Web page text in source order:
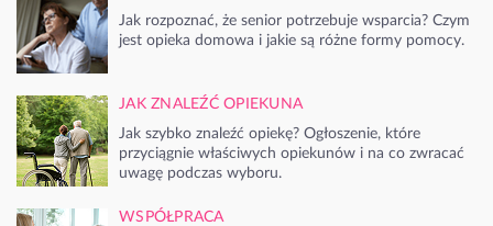
Jak rozpoznać, że senior potrzebuje wsparcia? Czym
jest opieka domowa i jakie są różne formy pomocy.
JAK ZNALEŹĆ OPIEKUNA
Jak szybko znaleźć opiekę? Ogłoszenie, które
przyciągnie właściwych opiekunów i na co zwracać
uwagę podczas wyboru.
WSPÓŁPRACA